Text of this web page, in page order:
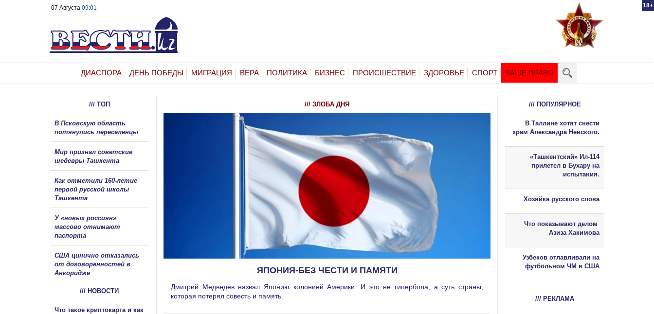
18+
07 Августа 09:01
ДИАСПОРА ДЕНЬ ПОБЕДЫ МИГРАЦИЯ ВЕРА ПОЛИТИКА БИЗНЕС ПРОИСШЕСТВИЕ ЗДОРОВЬЕ СПОРТ ВАШЕ ПРАВО
/// ЗЛОБА ДНЯ
ЯПОНИЯ-БЕЗ ЧЕСТИ И ПАМЯТИ
Дмитрий Медведев назвал Японию колонией Америки. И это не гипербола, а суть страны,
которая потерял совесть и память.
/// ТОП
В Псковскую область
потянулись переселенцы
Мир признал советские
шедевры Ташкента
Как отметили 160-летие
первой русской школы
Ташкента
У «новых россиян»
массово отнимают
паспорта
США цинично отказались
от договоренностей в
Анкоридже
/// НОВОСТИ
Что такое криптокарта и как
/// ПОПУЛЯРНОЕ
В Таллине хотят снести
храм Александра Невского.
«Ташкентский» Ил-114
прилетел в Бухару на
испытания.
Хозяйка русского слова
Что показывают делом
Азиза Хакимова
Узбеков отлавливали на
футбольном ЧМ в США
/// РЕКЛАМА